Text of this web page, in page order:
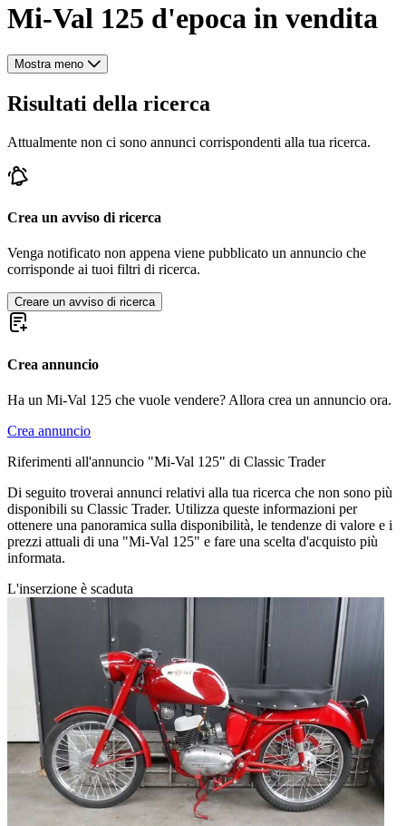
Mi-Val 125 d'epoca in vendita
Mostra meno
Risultati della ricerca
Attualmente non ci sono annunci corrispondenti alla tua ricerca.
Crea un avviso di ricerca
Venga notificato non appena viene pubblicato un annuncio che
corrisponde ai tuoi filtri di ricerca.
Creare un avviso di ricerca
Crea annuncio
Ha un Mi-Val 125 che vuole vendere? Allora crea un annuncio ora.
Crea annuncio
Riferimenti all'annuncio "Mi-Val 125" di Classic Trader
Di seguito troverai annunci relativi alla tua ricerca che non sono più
disponibili su Classic Trader. Utilizza queste informazioni per
ottenere una panoramica sulla disponibilità, le tendenze di valore e i
prezzi attuali di una "Mi-Val 125" e fare una scelta d'acquisto più
informata.
L'inserzione è scaduta